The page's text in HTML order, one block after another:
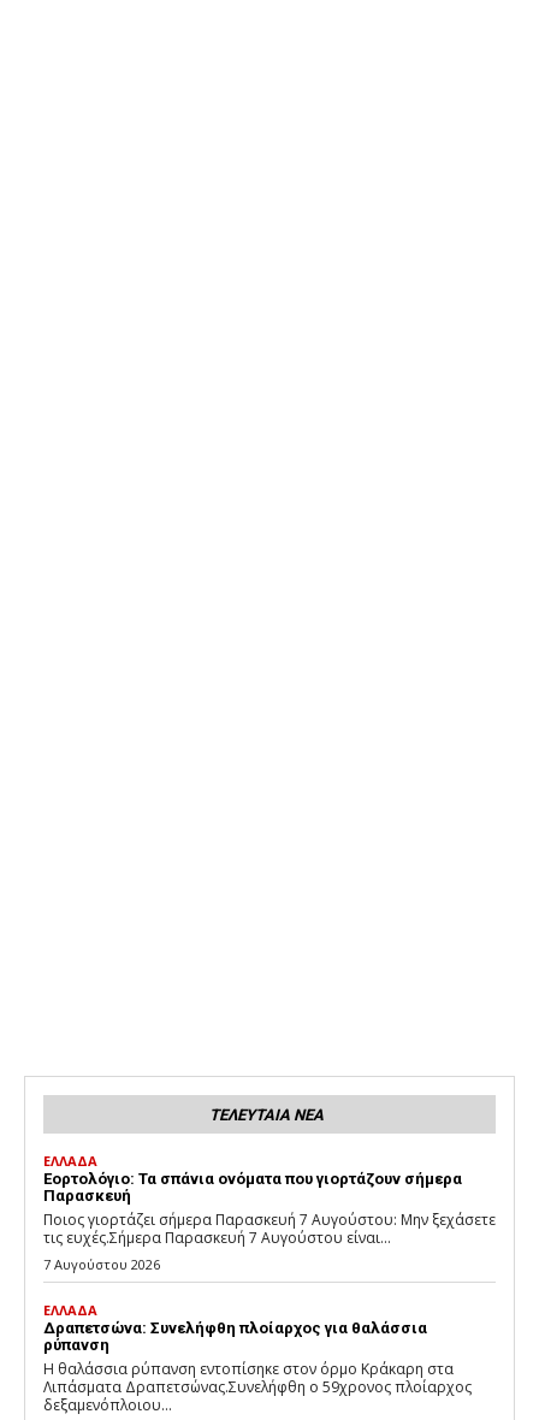
ΤΕΛΕΥΤΑΙΑ ΝΕΑ
ΕΛΛΑΔΑ
Εορτολόγιο: Τα σπάνια ονόματα που γιορτάζουν σήμερα
Παρασκευή
Ποιος γιορτάζει σήμερα Παρασκευή 7 Αυγούστου: Μην ξεχάσετε
τις ευχές.Σήμερα Παρασκευή 7 Αυγούστου είναι...
7 Αυγούστου 2026
ΕΛΛΑΔΑ
Δραπετσώνα: Συνελήφθη πλοίαρχος για θαλάσσια
ρύπανση
Η θαλάσσια ρύπανση εντοπίσηκε στον όρμο Κράκαρη στα
Λιπάσματα Δραπετσώνας.Συνελήφθη ο 59χρονος πλοίαρχος
δεξαμενόπλοιου...